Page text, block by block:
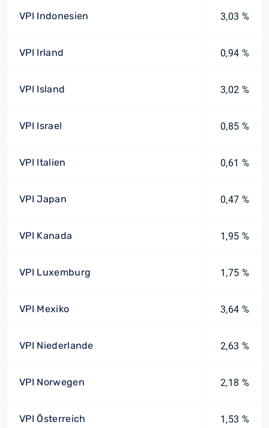
VPI Indonesien 3,03 %
VPI Irland 0,94 %
VPI Island 3,02 %
VPI Israel 0,85 %
VPI Italien 0,61 %
VPI Japan 0,47 %
VPI Kanada 1,95 %
VPI Luxemburg 1,75 %
VPI Mexiko 3,64 %
VPI Niederlande 2,63 %
VPI Norwegen 2,18 %
VPI Österreich 1,53 %